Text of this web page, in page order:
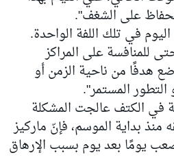
على الشغف".
في تلك اللفة الواحدة.
للمنافسة على المراكز
هدفًا من ناحية الزمن أو
المستمر".
في الكتف عالجت المشكلة
منذ بداية الموسم، فإنّ ماركيز
يومًا بعد يوم بسبب الإرهاق